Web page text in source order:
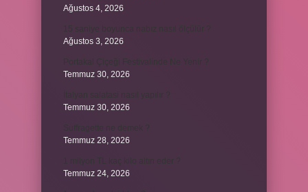
Ağustos 4, 2026
Ağustos 3, 2026
Temmuz 30, 2026
Temmuz 30, 2026
Temmuz 28, 2026
Temmuz 24, 2026